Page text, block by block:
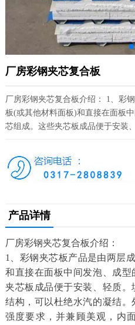
厂房彩钢夹芯复合板
厂房彩钢夹芯复合板介绍： 1、彩
板(或其他材料面板)和直接在面板
芯组成。这些夹芯板成品便于安装
产品详情
厂房彩钢夹芯复合板介绍：
1、彩钢夹芯板产品是由两层
和直接在面板中间发泡、成
夹芯板成品便于安装、轻质
结构，可以杜绝水汽的凝结
强度要求，并兼顾美观，内